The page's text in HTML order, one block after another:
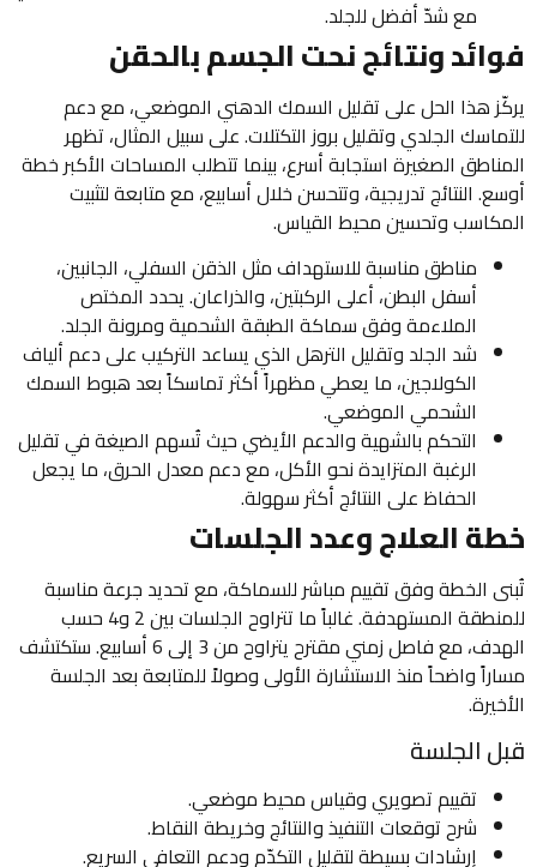
مع شدّ أفضل للجلد.
فوائد ونتائج نحت الجسم بالحقن
يركّز هذا الحل على تقليل السمك الدهني الموضعي، مع دعم
للتماسك الجلدي وتقليل بروز التكتلات. على سبيل المثال، تظهر
المناطق الصغيرة استجابة أسرع، بينما تتطلب المساحات الأكبر خطة
أوسع. النتائج تدريجية، وتتحسن خلال أسابيع، مع متابعة لتثبيت
المكاسب وتحسين محيط القياس.
مناطق مناسبة للاستهداف مثل الذقن السفلي، الجانبين،
أسفل البطن، أعلى الركبتين، والذراعان. يحدد المختص
الملاءمة وفق سماكة الطبقة الشحمية ومرونة الجلد.
شد الجلد وتقليل الترهل الذي يساعد التركيب على دعم ألياف
الكولاجين، ما يعطي مظهراً أكثر تماسكاً بعد هبوط السمك
الشحمي الموضعي.
التحكم بالشهية والدعم الأيضي حيث تُسهم الصيغة في تقليل
الرغبة المتزايدة نحو الأكل، مع دعم معدل الحرق، ما يجعل
الحفاظ على النتائج أكثر سهولة.
خطة العلاج وعدد الجلسات
تُبنى الخطة وفق تقييم مباشر للسماكة، مع تحديد جرعة مناسبة
للمنطقة المستهدفة. غالباً ما تتراوح الجلسات بين 2 و4 حسب
الهدف، مع فاصل زمني مقترح يتراوح من 3 إلى 6 أسابيع. ستكتشف
مساراً واضحاً منذ الاستشارة الأولى وصولاً للمتابعة بعد الجلسة
الأخيرة.
قبل الجلسة
تقييم تصويري وقياس محيط موضعي.
شرح توقعات التنفيذ والنتائج وخريطة النقاط.
إرشادات بسيطة لتقليل التكدّم ودعم التعافي السريع.